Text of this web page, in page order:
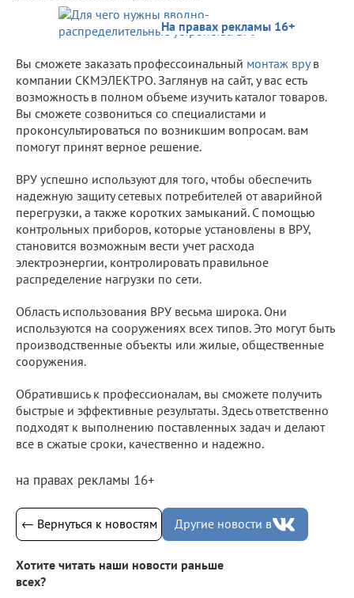
На правах рекламы 16+
Вы сможете заказать профессоинальный монтаж врув
компании СКМЭЛЕКТРО. Заглянув на сайт, у вас есть
возможность в полном объеме изучить каталог товаров.
Вы сможете созвониться со специалистами и
проконсультироваться по возникшим вопросам. вам
помогут принят верное решение.
ВРУ успешно используют для того, чтобы обеспечить
надежную защиту сетевых потребителей от аварийной
перегрузки, а также коротких замыканий. С помощью
контрольных приборов, которые установлены в ВРУ,
становится возможным вести учет расхода
электроэнергии, контролировать правильное
распределение нагрузки по сети.
Область использования ВРУ весьма широка. Они
используются на сооружениях всех типов. Это могут быть
производственные объекты или жилые, общественные
сооружения.
Обратившись к профессионалам, вы сможете получить
быстрые и эффективные результаты. Здесь ответственно
подходят к выполнению поставленных задач и делают
все в сжатые сроки, качественно и надежно.
на правах рекламы 16+
← Вернуться к новостям Другие новости в
Хотите читать наши новости раньше
всех?